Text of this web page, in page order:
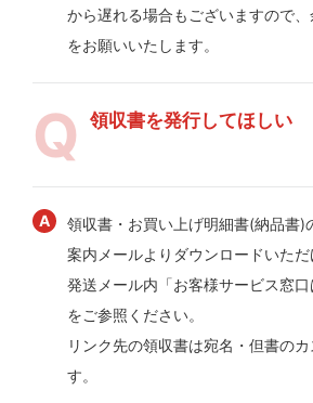
から遅れる場合もございますので
をお願いいたします。
領収書を発行してほしい
領収書・お買い上げ明細書(納品書)
案内メールよりダウンロードいただ
発送メール内「お客様サービス窓
をご参照ください。
リンク先の領収書は宛名・但書の
す。